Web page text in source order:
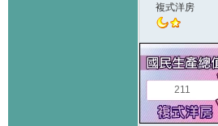
複式洋房
211